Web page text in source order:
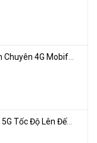
ZTE U30 Pro | WiFi Di Động 5G Tốc Độ Lên Đến 500Mbps, Màn Hình Cảm Ứng